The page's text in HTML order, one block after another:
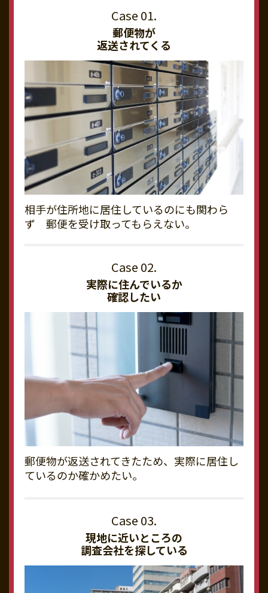
郵便物が
返送されてくる
相手が住所地に居住しているのにも関わら
ず 郵便を受け取ってもらえない。
実際に住んでいるか
確認したい
郵便物が返送されてきたため、実際に居住し
ているのか確かめたい。
現地に近いところの
調査会社を探している